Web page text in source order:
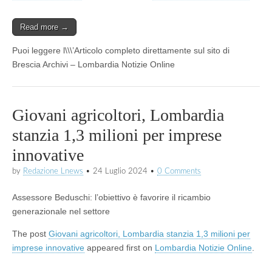
Read more →
Puoi leggere l\\\’Articolo completo direttamente sul sito di
Brescia Archivi – Lombardia Notizie Online
Giovani agricoltori, Lombardia
stanzia 1,3 milioni per imprese
innovative
by Redazione Lnews • 24 Luglio 2024 • 0 Comments
Assessore Beduschi: l’obiettivo è favorire il ricambio
generazionale nel settore
The post Giovani agricoltori, Lombardia stanzia 1,3 milioni per
imprese innovative appeared first on Lombardia Notizie Online